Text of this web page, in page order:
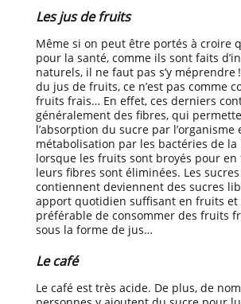
Les jus de fruits
Même si on peut être portés à croire
pour la santé, comme ils sont faits
naturels, il ne faut pas s’y méprendre
du jus de fruits, ce n’est pas comme
fruits frais… En effet, ces derniers
généralement des fibres, qui
l’absorption du sucre par l’organisme
métabolisation par les bactéries de la
lorsque les fruits sont broyés pour
leurs fibres sont éliminées. Les sucres
contiennent deviennent des sucres
apport quotidien suffisant en fruits et
préférable de consommer des fruits
sous la forme de jus…
Le café
Le café est très acide. De plus, de